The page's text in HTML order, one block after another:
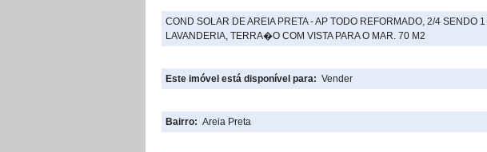
COND SOLAR DE AREIA PRETA - AP TODO REFORMADO, 2/4 SENDO
LAVANDERIA, TERRA�O COM VISTA PARA O MAR. 70 M2
Este imóvel está disponível para: Vender
Bairro: Areia Preta